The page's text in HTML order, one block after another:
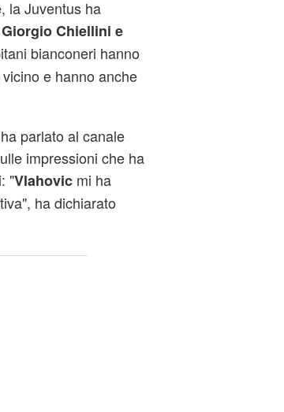
la Juventus ha
Giorgio Chiellini e
bianconeri hanno
e hanno anche
parlato al canale
impressioni che ha
"Vlahovicmi ha
ha dichiarato